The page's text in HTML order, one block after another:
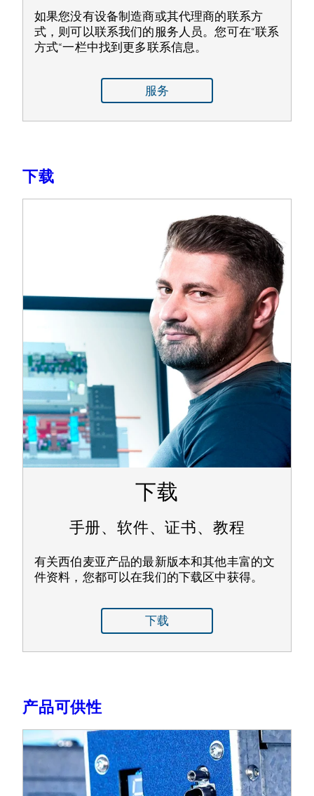
如果您没有设备制造商或其代理商的联系方
式，则可以联系我们的服务人员。您可在“联系
方式“一栏中找到更多联系信息。
服务
下载
下载
手册、软件、证书、教程
有关西伯麦亚产品的最新版本和其他丰富的文
件资料，您都可以在我们的下载区中获得。
下载
产品可供性